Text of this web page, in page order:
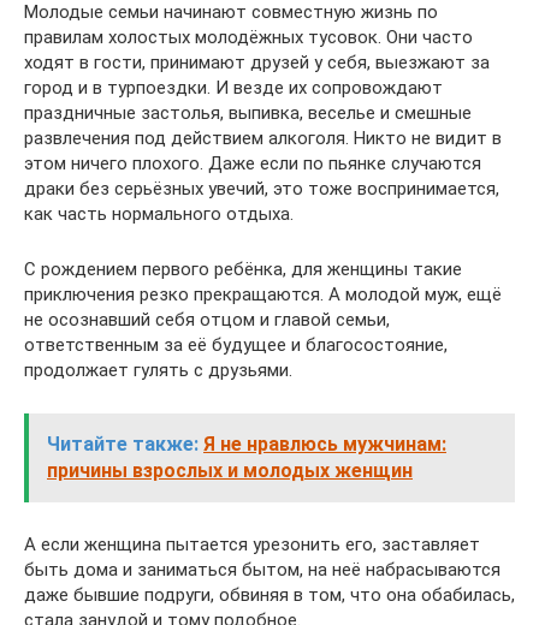
Молодые семьи начинают совместную жизнь по
правилам холостых молодёжных тусовок. Они часто
ходят в гости, принимают друзей у себя, выезжают за
город и в турпоездки. И везде их сопровождают
праздничные застолья, выпивка, веселье и смешные
развлечения под действием алкоголя. Никто не видит в
этом ничего плохого. Даже если по пьянке случаются
драки без серьёзных увечий, это тоже воспринимается,
как часть нормального отдыха.
С рождением первого ребёнка, для женщины такие
приключения резко прекращаются. А молодой муж, ещё
не осознавший себя отцом и главой семьи,
ответственным за её будущее и благосостояние,
продолжает гулять с друзьями.
Читайте также: Я не нравлюсь мужчинам:
причины взрослых и молодых женщин
А если женщина пытается урезонить его, заставляет
быть дома и заниматься бытом, на неё набрасываются
даже бывшие подруги, обвиняя в том, что она обабилась,
стала занудой и тому подобное.